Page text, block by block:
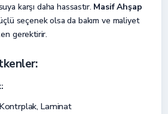
karşı daha hassastır. Masif Ahşap
seçenek olsa da bakım ve maliyet
gerektirir.
Kontrplak, Laminat